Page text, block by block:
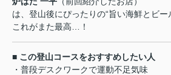
は、登山後にぴったりの“旨い海鮮とビー
これがまた最高…！
■ この登山コースをおすすめしたい人
・普段デスクワークで運動不足気味